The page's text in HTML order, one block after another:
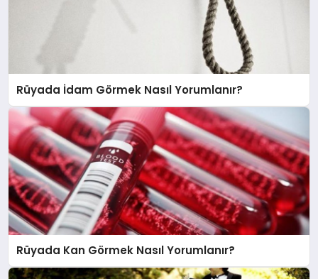
Rüyada İdam Görmek Nasıl Yorumlanır?
Rüyada Kan Görmek Nasıl Yorumlanır?